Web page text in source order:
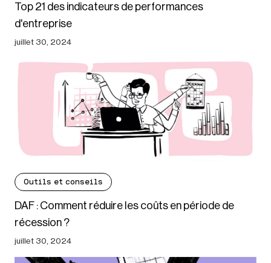
Top 21 des indicateurs de performances
d'entreprise
juillet 30, 2024
Outils et conseils
DAF : Comment réduire les coûts en période de
récession ?
juillet 30, 2024